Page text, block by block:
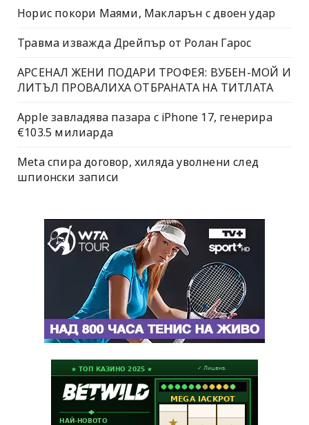
Норис покори Маями, Макларън с двоен удар
Травма изважда Дрейпър от Ролан Гарос
АРСЕНАЛ ЖЕНИ ПОДАРИ ТРОФЕЯ: ВУБЕН-МОЙ И
ЛИТЪЛ ПРОВАЛИХА ОТБРАНАТА НА ТИТЛАТА
Apple завладява пазара с iPhone 17, генерира
€103.5 милиарда
Meta спира договор, хиляда уволнени след
шпионски записи